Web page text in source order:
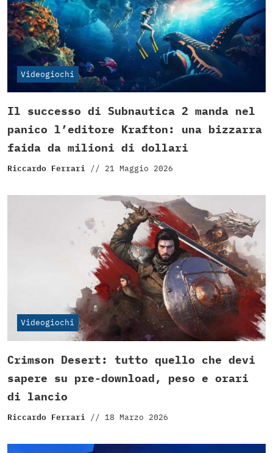
Videogiochi
Il successo di Subnautica 2 manda nel
panico l’editore Krafton: una bizzarra
faida da milioni di dollari
Riccardo Ferrari // 21 Maggio 2026
Videogiochi
Crimson Desert: tutto quello che devi
sapere su pre-download, peso e orari
di lancio
Riccardo Ferrari // 18 Marzo 2026